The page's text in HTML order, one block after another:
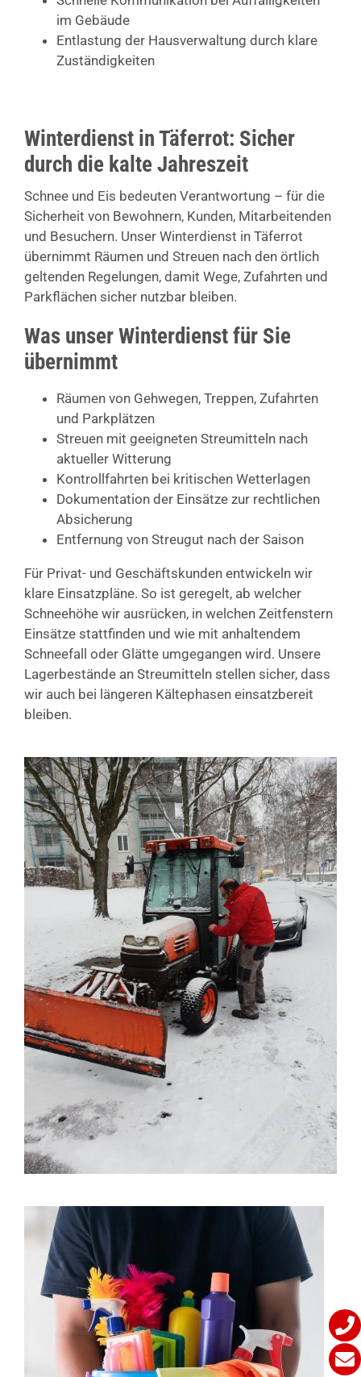
im Gebäude
Entlastung der Hausverwaltung durch klare
Zuständigkeiten
Winterdienst in Täferrot: Sicher
durch die kalte Jahreszeit
Schnee und Eis bedeuten Verantwortung – für die
Sicherheit von Bewohnern, Kunden, Mitarbeitenden
und Besuchern. Unser Winterdienst in Täferrot
übernimmt Räumen und Streuen nach den örtlich
geltenden Regelungen, damit Wege, Zufahrten und
Parkflächen sicher nutzbar bleiben.
Was unser Winterdienst für Sie
übernimmt
Räumen von Gehwegen, Treppen, Zufahrten
und Parkplätzen
Streuen mit geeigneten Streumitteln nach
aktueller Witterung
Kontrollfahrten bei kritischen Wetterlagen
Dokumentation der Einsätze zur rechtlichen
Absicherung
Entfernung von Streugut nach der Saison
Für Privat- und Geschäftskunden entwickeln wir
klare Einsatzpläne. So ist geregelt, ab welcher
Schneehöhe wir ausrücken, in welchen Zeitfenstern
Einsätze stattfinden und wie mit anhaltendem
Schneefall oder Glätte umgegangen wird. Unsere
Lagerbestände an Streumitteln stellen sicher, dass
wir auch bei längeren Kältephasen einsatzbereit
bleiben.